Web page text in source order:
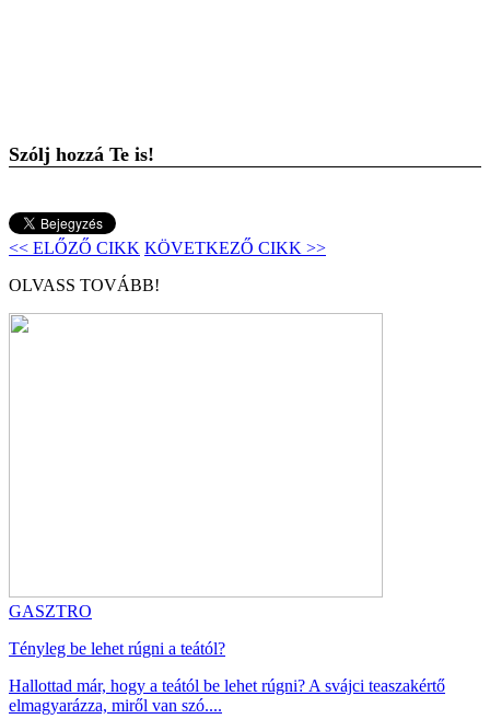
Szólj hozzá Te is!
<< ELŐZŐ CIKK KÖVETKEZŐ CIKK >>
OLVASS TOVÁBB!
GASZTRO
Tényleg be lehet rúgni a teától?
Hallottad már, hogy a teától be lehet rúgni? A svájci teaszakértő
elmagyarázza, miről van szó....